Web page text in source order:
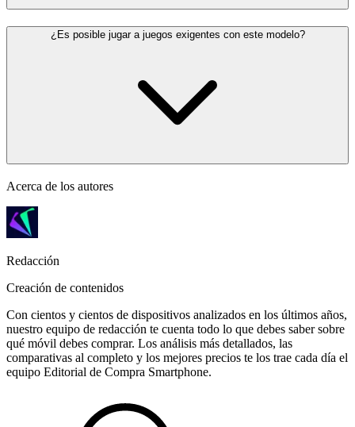
¿Es posible jugar a juegos exigentes con este modelo?
Acerca de los autores
Redacción
Creación de contenidos
Con cientos y cientos de dispositivos analizados en los últimos años,
nuestro equipo de redacción te cuenta todo lo que debes saber sobre
qué móvil debes comprar. Los análisis más detallados, las
comparativas al completo y los mejores precios te los trae cada día el
equipo Editorial de Compra Smartphone.